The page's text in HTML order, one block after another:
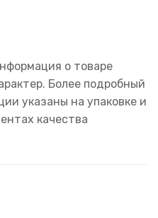
о товаре
Более подробный
указаны на упаковке и
качества